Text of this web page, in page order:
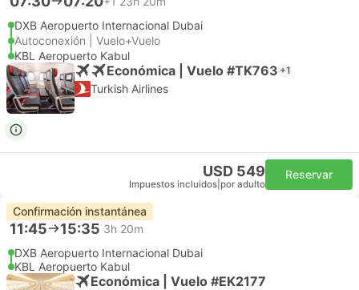
DXB Aeropuerto Internacional Dubai
Autoconexión | Vuelo+Vuelo
KBL Aeropuerto Kabul
Económica | Vuelo #TK763 +1
Turkish Airlines
USD 549
Impuestos incluidos por adulto
Reservar
Confirmación instantánea
11:45 15:35 3h 20m
DXB Aeropuerto Internacional Dubai
KBL Aeropuerto Kabul
Económica | Vuelo #EK2177